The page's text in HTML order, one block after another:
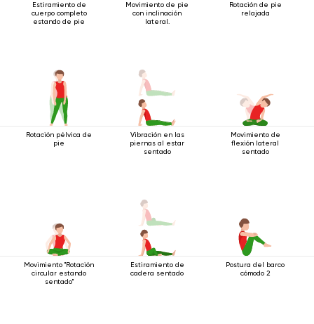
Estiramiento de
cuerpo completo
estando de pie
Movimiento de pie
con inclinación
lateral.
Rotación de pie
relajada
Rotación pélvica de
pie
Vibración en las
piernas al estar
sentado
Movimiento de
flexión lateral
sentado
Movimiento "Rotación
circular estando
sentado"
Estiramiento de
cadera sentado
Postura del barco
cómodo 2